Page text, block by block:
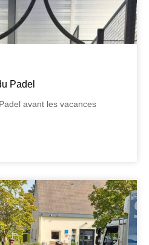
Padel
avant les vacances